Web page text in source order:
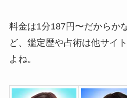
料金は1分187円〜だからか
ど、鑑定歴や占術は他サイ
よね。